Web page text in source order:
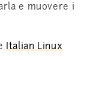
e muovere i
Italian Linux